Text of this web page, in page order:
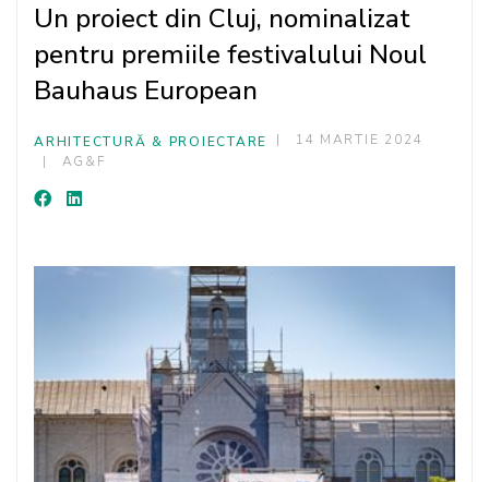
Un proiect din Cluj, nominalizat
pentru premiile festivalului Noul
Bauhaus European
ARHITECTURĂ & PROIECTARE
14 MARTIE 2024
AG&F